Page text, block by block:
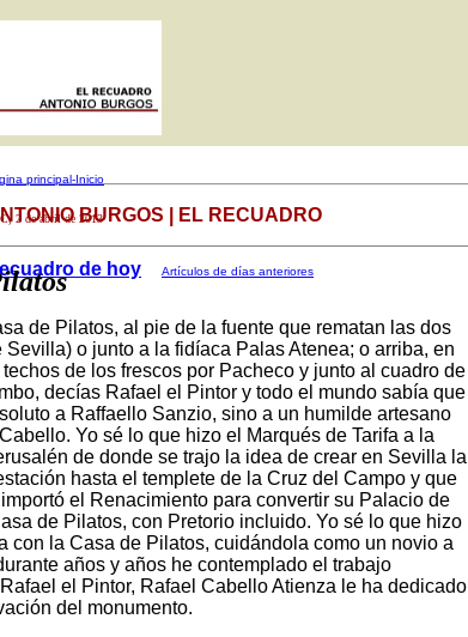
principal-Inicio
, 2 de abril de 2013
de hoy Artículos de días anteriores
BURGOS | EL RECUADRO
de Pilatos, al pie de la fuente que rematan las dos
Sevilla) o junto a la fidíaca Palas Atenea; o arriba, en
de los frescos por Pacheco y junto al cuadro de
decías Rafael el Pintor y todo el mundo sabía que
a Raffaello Sanzio, sino a un humilde artesano
Yo sé lo que hizo el Marqués de Tarifa a la
de donde se trajo la idea de crear en Sevilla la
hasta el templete de la Cruz del Campo y que
el Renacimiento para convertir su Palacio de
de Pilatos, con Pretorio incluido. Yo sé lo que hizo
con la Casa de Pilatos, cuidándola como un novio a
años y años he contemplado el trabajo
el Pintor, Rafael Cabello Atienza le ha dedicado
del monumento.